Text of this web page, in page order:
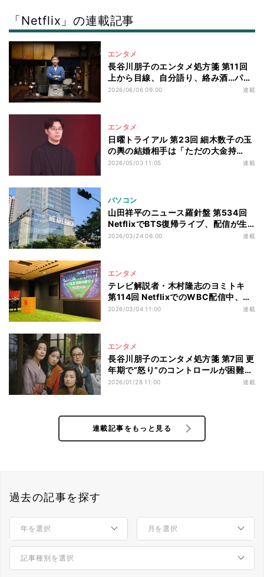
「Netflix」の連載記事
エンタメ
長谷川朋子のエンタメ処方箋 第11回
上から目線、自分語り、絡み酒…パワ
ハラ体質の上司が「厄介」な人へ――
2026/06/06 09:00 連載
エンタメ
日曜トライアル 第23回 細木数子の玉
の輿の結婚相手は「ただの大金持
ち」、“本当に恋愛する”相手は「魅了
題のドラマ『地獄に堕ちるわよ』出演
者が言っていたこと
2026/05/03 11:05 連載
パソコン
山田祥平のニュース羅針盤 第534回
NetflixでBTS復帰ライブ、配信が生
む圧倒的トラフィックと新たな収益モ
2026/03/24 06:00 連載
エンタメ
テレビ解説者・木村隆志のヨミトキ
第114回 NetflixでのWBC配信中、テ
レビではどんな番組が放送されるのか
2026/03/04 11:00 連載
エンタメ
長谷川朋子のエンタメ処方箋 第7回 更
年期で“怒り”のコントロールが困難に
――感情と付き合い直すためのヒント
2026/01/28 11:00 連載
連載記事をもっと見る
過去の記事を探す